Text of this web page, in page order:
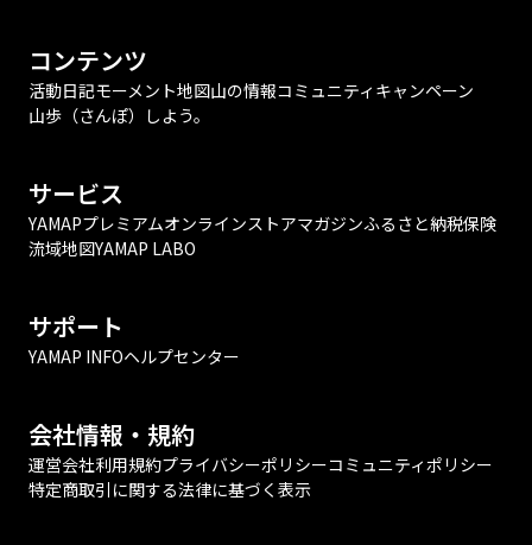
コンテンツ
活動日記モーメント地図山の情報コミュニティ キャンペーン
山歩（さんぽ）しよう。
サービス
YAMAPプレミアムオンラインストアマガジンふるさと納税保険
流域地図YAMAP LABO
サポート
YAMAP INFOヘルプセンター
会社情報・規約
運営会社利用規約プライバシーポリシーコミュニティポリシー
特定商取引に関する法律に基づく表示